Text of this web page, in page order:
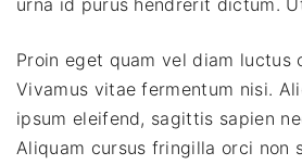
urna id purus hendrerit dictum.
Proin eget quam vel diam luctus
Vivamus vitae fermentum nisi.
ipsum eleifend, sagittis sapien
Aliquam cursus fringilla orci non